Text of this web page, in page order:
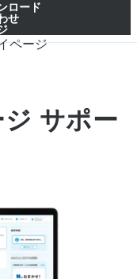
ロード
せ
ページ
サポー